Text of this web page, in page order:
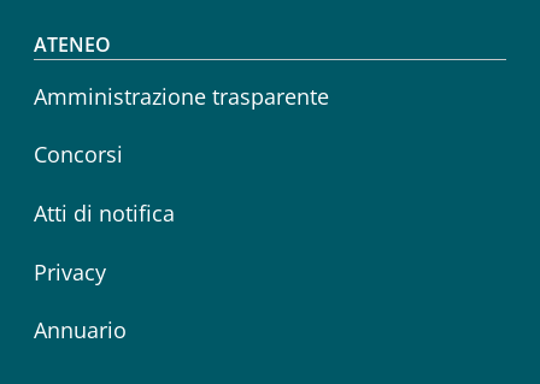
Footer menu
ATENEO
Amministrazione trasparente
Concorsi
Atti di notifica
Privacy
Annuario